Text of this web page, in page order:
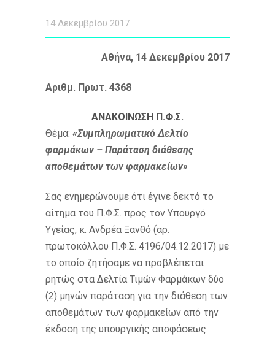
14 Δεκεμβρίου 2017
Αθήνα, 14 Δεκεμβρίου 2017
Αριθμ. Πρωτ. 4368
ΑΝΑΚΟΙΝΩΣΗ Π.Φ.Σ.
Θέμα: «Συμπληρωματικό Δελτίο
φαρμάκων – Παράταση διάθεσης
αποθεμάτων των φαρμακείων»
Σας ενημερώνουμε ότι έγινε δεκτό το
αίτημα του Π.Φ.Σ. προς τον Υπουργό
Υγείας, κ. Ανδρέα Ξανθό (αρ.
πρωτοκόλλου Π.Φ.Σ. 4196/04.12.2017) με
το οποίο ζητήσαμε να προβλέπεται
ρητώς στα Δελτία Τιμών Φαρμάκων δύο
(2) μηνών παράταση για την διάθεση των
αποθεμάτων των φαρμακείων από την
έκδοση της υπουργικής αποφάσεως.